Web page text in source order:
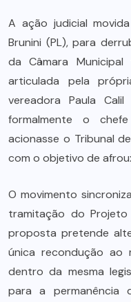
A ação judicial
Brunini (PL), para
da Câmara
articulada pela
vereadora Paula
formalmente o
acionasse o Tribunal
com o objetivo de
O movimento
tramitação do Projeto
proposta pretende
única recondução ao
dentro da mesma
para a permanência